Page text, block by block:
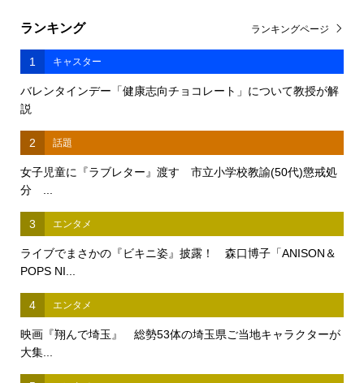
ランキング
1 キャスター
バレンタインデー「健康志向チョコレート」について教授が解
説
2 話題
女子児童に『ラブレター』渡す 市立小学校教諭(50代)懲戒処
分 ...
3 エンタメ
ライブでまさかの『ビキニ姿』披露！ 森口博子「ANISON＆
POPS NI...
4 エンタメ
映画『翔んで埼玉』 総勢53体の埼玉県ご当地キャラクターが
大集...
ランキングページ